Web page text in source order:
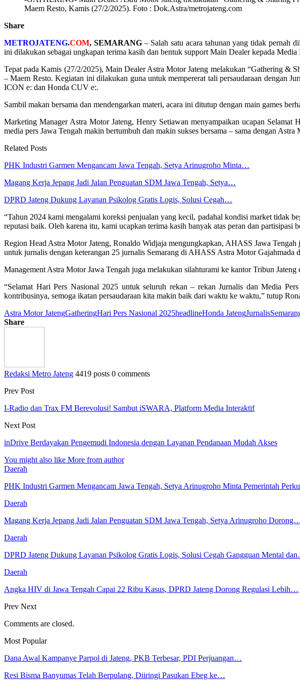
Maem Resto, Kamis (27/2/2025). Foto : Dok.Astra/metrojateng.com
Share
METROJATENG.COM, SEMARANG– Salah satu acara tahunan yang tidak pernah
ini dilakukan sebagai ungkapan terima kasih dan bentuk support Main Dealer kepada Media
Tepat pada Kamis (27/2/2025), Main Dealer Astra Motor Jateng melakukan “Gathering &
– Maem Resto. Kegiatan ini dilakukan guna untuk mempererat tali persaudaraan dengan
ICON e: dan Honda CUV e:.
Sambil makan bersama dan mendengarkan materi, acara ini ditutup dengan main games
Marketing Manager Astra Motor Jateng, Henry Setiawan menyampaikan ucapan Selamat
media pers Jawa Tengah makin bertumbuh dan makin sukses bersama – sama dengan Astra
Related Posts
PHK Industri Garmen Mengancam Jawa Tengah, Setya Arinugroho Minta…
Magang Kerja Jepang Jadi Jalan Penguatan SDM Jawa Tengah, Setya…
DPRD Jateng Dukung Layanan Psikolog Gratis Logis, Solusi Cegah…
“Tahun 2024 kami mengalami koreksi penjualan yang kecil, padahal kondisi market tidak
reputasi baik. Oleh karena itu, kami ucapkan terima kasih banyak atas peran dan partisipasi
Region Head Astra Motor Jateng, Ronaldo Widjaja mengungkapkan, AHASS Jawa
untuk jurnalis dengan keterangan 25 jurnalis Semarang di AHASS Astra Motor
Management Astra Motor Jawa Tengah juga melakukan silahturami ke kantor Tribun
“Selamat Hari Pers Nasional 2025 untuk seluruh rekan – rekan Jurnalis dan Media
kontribusinya, semoga ikatan persaudaraan kita makin baik dari waktu ke waktu,” tutup
Astra Motor JatengGatheringHari Pers Nasional 2025headlineHonda JatengJurnalis
Share
Redaksi Metro Jateng 4419 posts 0 comments
Prev Post
I-Radio dan Trax FM Berevolusi! Sambut iSWARA, Platform Media Interaktif
Next Post
inDrive Berdayakan Pengemudi Indonesia dengan Layanan Pendanaan Mudah Akses
You might also like More from author
Daerah
PHK Industri Garmen Mengancam Jawa Tengah, Setya Arinugroho Minta Pemerintah
Daerah
Magang Kerja Jepang Jadi Jalan Penguatan SDM Jawa Tengah, Setya Arinugroho
Daerah
DPRD Jateng Dukung Layanan Psikolog Gratis Logis, Solusi Cegah Gangguan Mental
Daerah
Angka HIV di Jawa Tengah Capai 22 Ribu Kasus, DPRD Jateng Dorong Regulasi Lebih…
Prev Next
Comments are closed.
Most Popular
Dana Awal Kampanye Parpol di Jateng, PKB Terbesar, PDI Perjuangan…
Resi Bisma Banyumas Telah Berpulang, Diiringi Pasukan Ebeg ke…